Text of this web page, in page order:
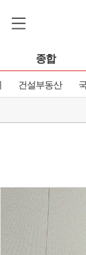
종합
건설부동산